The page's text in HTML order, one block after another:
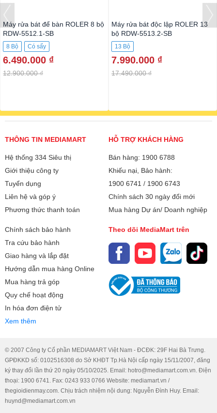
Máy rửa bát để bàn ROLER 8 bộ
RDW-5512.1-SB
8 Bộ Có sấy
6.490.000 ₫
12.900.000 ₫
Máy rửa bát độc lập ROLER 13
bộ RDW-5513.2-SB
13 Bộ
7.990.000 ₫
17.490.000 ₫
THÔNG TIN MEDIAMART
Hệ thống 334 Siêu thị
Giới thiệu công ty
Tuyển dụng
Liên hệ và góp ý
Phương thức thanh toán
HỖ TRỢ KHÁCH HÀNG
Bán hàng: 1900 6788
Khiếu nại, Bảo hành:
1900 6741 / 1900 6743
Chính sách 30 ngày đổi mới
Mua hàng Dự án/ Doanh nghiệp
Chính sách bảo hành
Tra cứu bảo hành
Giao hàng và lắp đặt
Hướng dẫn mua hàng Online
Mua hàng trả góp
Quy chế hoạt động
In hóa đơn điện tử
Xem thêm
Theo dõi MediaMart trên
© 2007 Công ty Cổ phần MEDIAMART Việt Nam - ĐCĐK: 29F Hai Bà Trưng.
GPĐKKD số: 0102516308 do Sở KHĐT Tp.Hà Nội cấp ngày 15/11/2007, đăng
ký thay đổi lần thứ 20 ngày 05/10/2025. Email: hotro@mediamart.com.vn. Điện
thoại: 1900 6741. Fax: 0243 933 0766 Website: mediamart.vn /
thegioidienmay.com. Chịu trách nhiệm nội dung: Nguyễn Đình Huy. Email:
huynd@mediamart.com.vn